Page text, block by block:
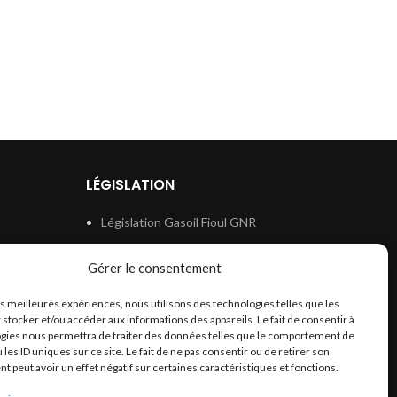
Gérer le consentement
meilleures expériences, nous utilisons des technologies telles que les
et/ou accéder aux informations des appareils. Le fait de consentir à
nous permettra de traiter des données telles que le comportement de
les ID uniques sur ce site. Le fait de ne pas consentir ou de retirer son
peut avoir un effet négatif sur certaines caractéristiques et fonctions.
LÉGISLATION
Législation Gasoil Fioul GNR
Législation Eau
Législation Lubrifiant
Législation Phytosanitaire